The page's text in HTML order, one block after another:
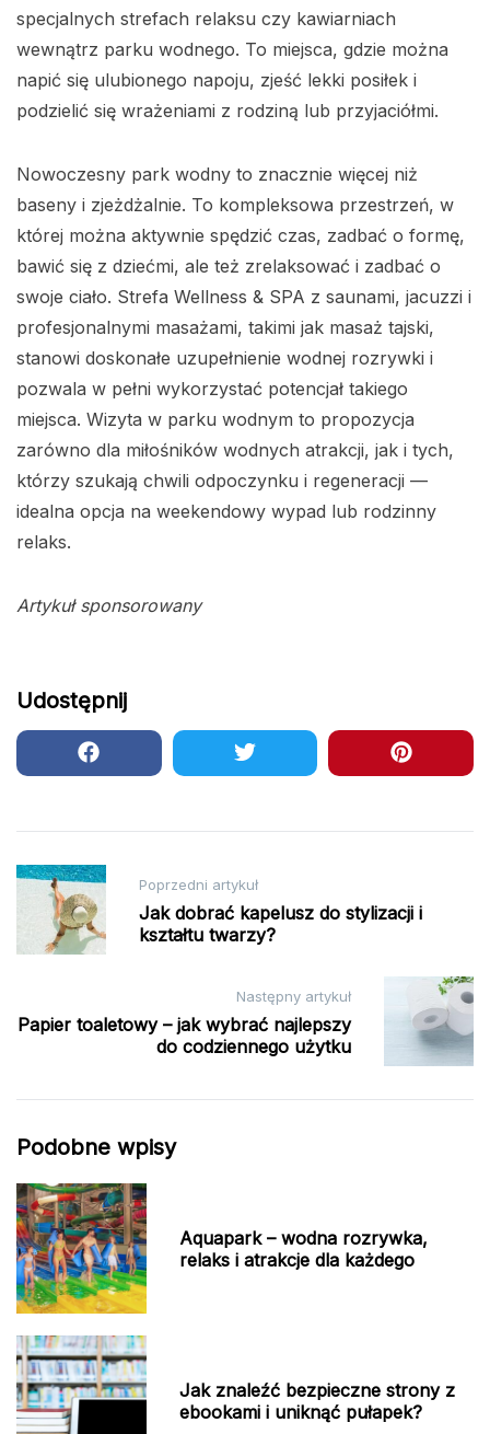
specjalnych strefach relaksu czy kawiarniach
wewnątrz parku wodnego. To miejsca, gdzie można
napić się ulubionego napoju, zjeść lekki posiłek i
podzielić się wrażeniami z rodziną lub przyjaciółmi.
Nowoczesny park wodny to znacznie więcej niż
baseny i zjeżdżalnie. To kompleksowa przestrzeń, w
której można aktywnie spędzić czas, zadbać o formę,
bawić się z dziećmi, ale też zrelaksować i zadbać o
swoje ciało. Strefa Wellness & SPA z saunami, jacuzzi i
profesjonalnymi masażami, takimi jak masaż tajski,
stanowi doskonałe uzupełnienie wodnej rozrywki i
pozwala w pełni wykorzystać potencjał takiego
miejsca. Wizyta w parku wodnym to propozycja
zarówno dla miłośników wodnych atrakcji, jak i tych,
którzy szukają chwili odpoczynku i regeneracji —
idealna opcja na weekendowy wypad lub rodzinny
relaks.
Artykuł sponsorowany
Udostępnij
Nawigacja
wpisu
Poprzedni artykuł
Jak dobrać kapelusz do stylizacji i
kształtu twarzy?
Następny artykuł
Papier toaletowy – jak wybrać najlepszy
do codziennego użytku
Podobne wpisy
Aquapark – wodna rozrywka,
relaks i atrakcje dla każdego
Jak znaleźć bezpieczne strony z
ebookami i uniknąć pułapek?